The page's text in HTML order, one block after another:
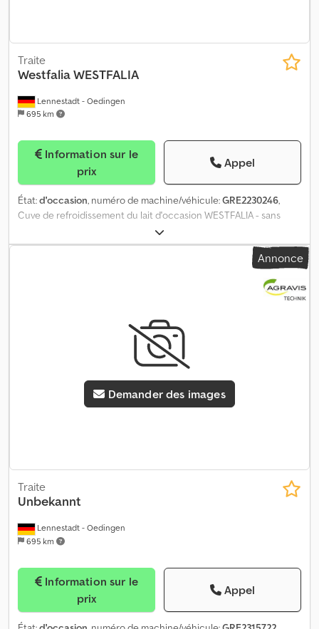
Lennestadt - Oedingen
695 km
Traite
WestfaliaWESTFALIA
prix
Appel
État:d'occasion, numéro de machine/véhicule:GRE2230246,
Cuve de refroidissement du lait d'occasion WESTFALIA - sans
groupe frigorifique - comprenant vanne à disque et
Djdpfxoqkrvye Apyeck réducteur Contact : Georg Geuecke
Annonce
Demander des images
Lennestadt - Oedingen
695 km
Traite
Unbekannt
prix
Appel